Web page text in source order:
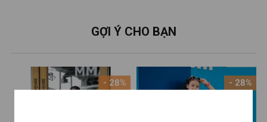
GỢI Ý CHO BẠN
- 28% - 28%